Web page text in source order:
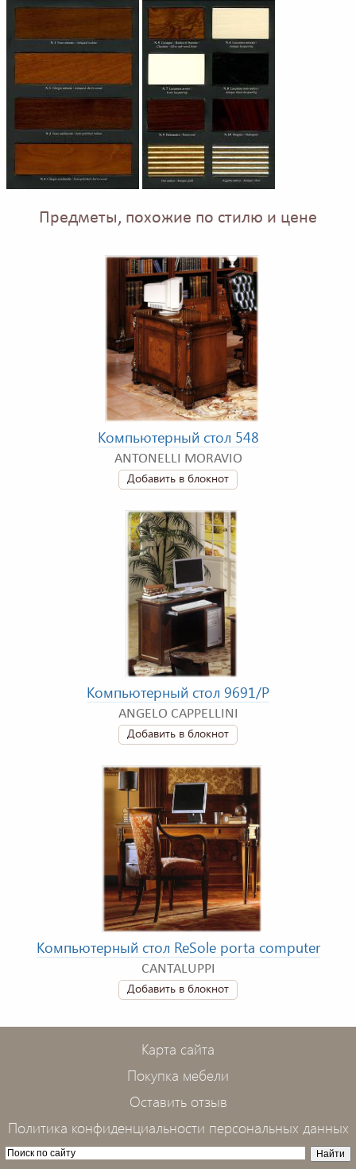
Предметы, похожие по стилю и цене
Компьютерный стол 548
ANTONELLI MORAVIO
Добавить в блокнот
Компьютерный стол 9691/P
ANGELO CAPPELLINI
Добавить в блокнот
Компьютерный стол ReSole porta computer
CANTALUPPI
Добавить в блокнот
Карта сайта
Покупка мебели
Оставить отзыв
Политика конфиденциальности персональных данных